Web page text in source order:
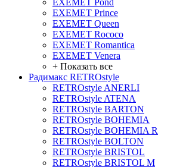
EXEMET Prince
EXEMET Queen
EXEMET Rococo
EXEMET Romantica
EXEMET Venera
+ Показать все
Радимакс RETROstyle
RETROstyle ANERLI
RETROstyle ATENA
RETROstyle BARTON
RETROstyle BOHEMIA
RETROstyle BOHEMIA R
RETROstyle BOLTON
RETROstyle BRISTOL
RETROstyle BRISTOL M